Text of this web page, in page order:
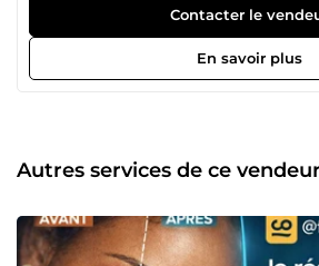
Affiches publicitaires ✅ Affiches de
d'événements ✅ Flyers professionnels
réseaux sociaux ✅ Bannières et
objectif est de créer des designs
Contacter le
En savoir plus
Autres services de ce vendeur